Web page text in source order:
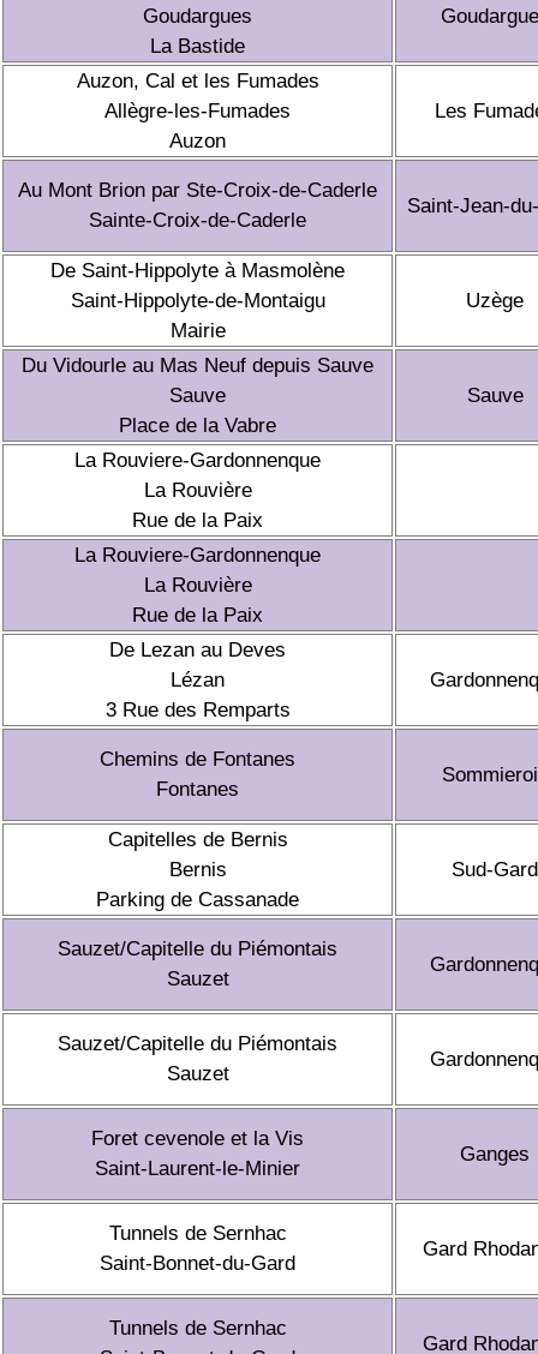
Goudargues
La Bastide
Auzon, Cal et les Fumades
Allègre-les-Fumades
Auzon
Les
Au Mont Brion par Ste-Croix-de-Caderle
Sainte-Croix-de-Caderle
Saint-Jean-
De Saint-Hippolyte à Masmolène
Saint-Hippolyte-de-Montaigu
Mairie
Uzège
Du Vidourle au Mas Neuf depuis Sauve
Sauve
Place de la Vabre
Sauve
La Rouviere-Gardonnenque
La Rouvière
Rue de la Paix
La Rouviere-Gardonnenque
La Rouvière
Rue de la Paix
De Lezan au Deves
Lézan
3 Rue des Remparts
Chemins de Fontanes
Fontanes
Capitelles de Bernis
Bernis
Parking de Cassanade
Sud-Gard
Sauzet/Capitelle du Piémontais
Sauzet
Sauzet/Capitelle du Piémontais
Sauzet
Foret cevenole et la Vis
Saint-Laurent-le-Minier
Ganges
Tunnels de Sernhac
Saint-Bonnet-du-Gard
Gard
Tunnels de Sernhac
Gard